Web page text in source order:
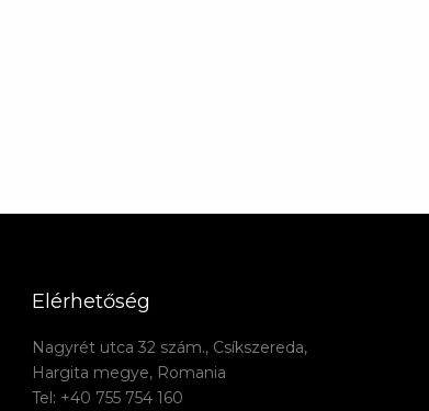
Elérhetőség
Nagyrét utca 32 szám., Csíkszereda,
Hargita megye, Romania
Tel: +40 755 754 160